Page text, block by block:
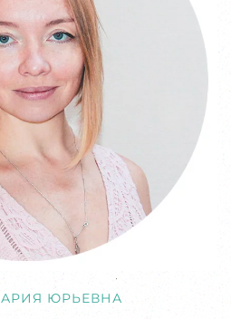
ЮРЬЕВНА